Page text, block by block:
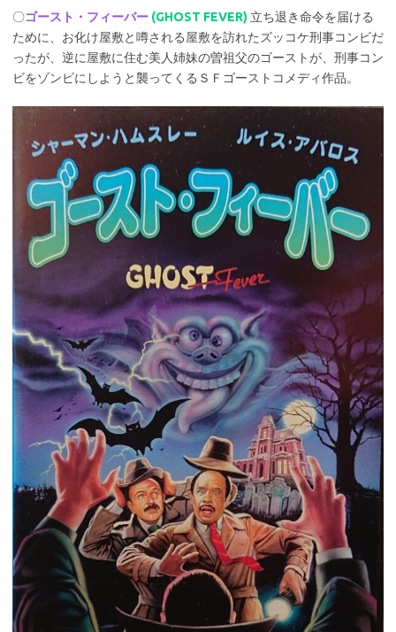
〇ゴースト・フィーバー (GHOST FEVER) 立ち退き命令を届ける
ために、お化け屋敷と噂される屋敷を訪れたズッコケ刑事コンビだ
ったが、逆に屋敷に住む美人姉妹の曽祖父のゴーストが、刑事コン
ビをゾンビにしようと襲ってくるＳＦゴーストコメディ作品。